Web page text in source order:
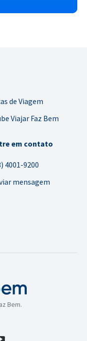
de Viagem
Viajar Faz Bem
em contato
4001-9200
mensagem
Bem.